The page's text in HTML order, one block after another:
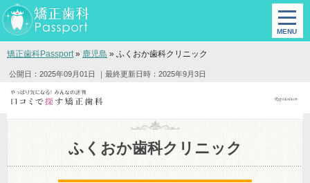
矯正歯科Passport» 鹿児島 » ふくおか歯科クリニック
公開日：2025年09月01日 ｜最終更新日時：2025年9月3日
ふくおか歯科クリニック